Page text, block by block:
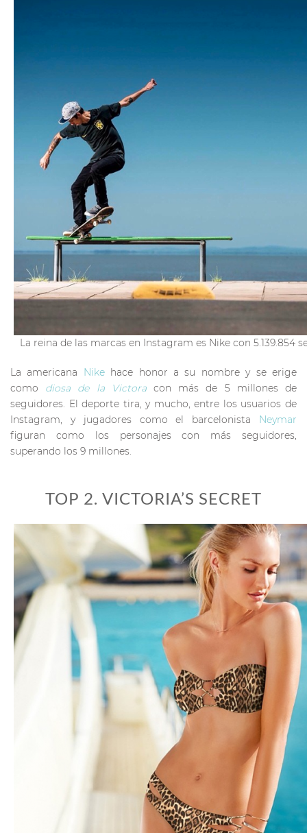
La reina de las marcas en Instagram es Nike con 5.139.854
La americana Nikehace honor a su nombre y se erige
como diosa de la Victoracon más de 5 millones de
seguidores. El deporte tira, y mucho, entre los usuarios de
Instagram, y jugadores como el barcelonista Neymar
figuran como los personajes con más seguidores,
superando los 9 millones.
TOP 2. VICTORIA’S SECRET